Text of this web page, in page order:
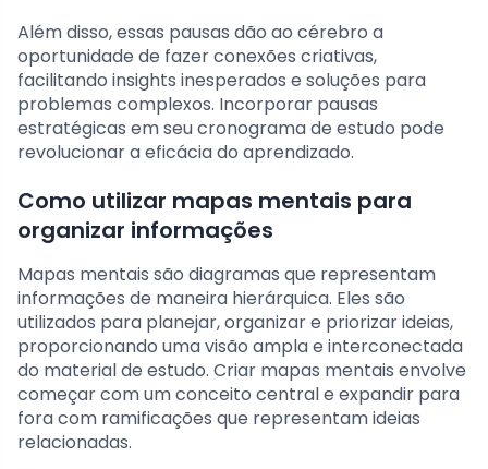
Além disso, essas pausas dão ao cérebro a
oportunidade de fazer conexões criativas,
facilitando insights inesperados e soluções para
problemas complexos. Incorporar pausas
estratégicas em seu cronograma de estudo pode
revolucionar a eficácia do aprendizado.
Como utilizar mapas mentais para
organizar informações
Mapas mentais são diagramas que representam
informações de maneira hierárquica. Eles são
utilizados para planejar, organizar e priorizar ideias,
proporcionando uma visão ampla e interconectada
do material de estudo. Criar mapas mentais envolve
começar com um conceito central e expandir para
fora com ramificações que representam ideias
relacionadas.